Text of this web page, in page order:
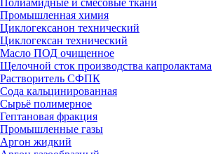
Промышленная химия
Циклогексанон технический
Циклогексан технический
Масло ПОД очищенное
Щелочной сток производства капролактама
Растворитель СФПК
Сода кальцинированная
Сырьё полимерное
Гептановая фракция
Промышленные газы
Аргон жидкий